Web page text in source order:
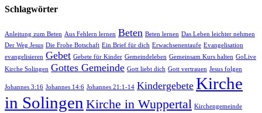
Schlagwörter
Anleitung zum Beten Aus Fehlern lernen Beten Beten lernen Das Leben leichter nehmen
Der Weg Jesus Die Frohe Botschaft Ein Brief für dich Erwachsenentaufe Evangelisation
evangelisieren Gebet Gebete für Kinder Gemeindeleben Gemeinsam Kurs halten GoLive
Kirche Solingen Gottes Gemeinde Gott liebt dich Gott vertrauen Jesus folgen
Johannes 3:16 Johannes 14:6 Johannes 21:1-14 Kindergebete Kirche
in Solingen Kirche in Wuppertal Kirchengemeinde